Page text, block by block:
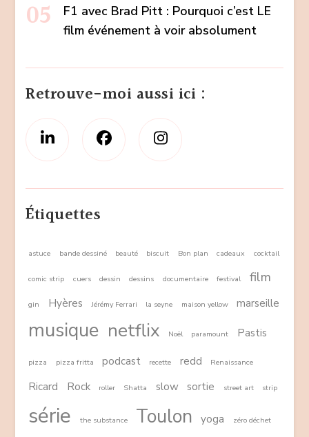
F1 avec Brad Pitt : Pourquoi c’est LE
film événement à voir absolument
Retrouve-moi aussi ici :
Étiquettes
astuce bande dessiné beauté biscuit Bon plan cadeaux cocktail
comic strip cuers dessin dessins documentaire festival film
gin Hyères Jérémy Ferrari la seyne maison yellow marseille
musique netflix Noël paramount Pastis
pizza pizza fritta podcast recette redd Renaissance
Ricard Rock roller Shatta slow sortie street art strip
série the substance Toulon yoga zéro déchet